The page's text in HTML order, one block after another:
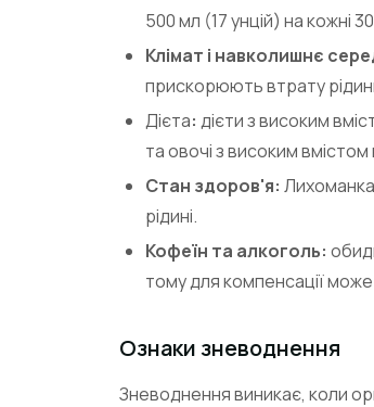
500 мл (17 унцій) на кожні
Клімат і навколишнє
прискорюють втрату
Дієта: дієти з високим
та овочі з високим
Стан здоров'я:
рідині.
Кофеїн та алкоголь:
тому для компенсації
Ознаки зневоднення
Зневоднення виникає, коли